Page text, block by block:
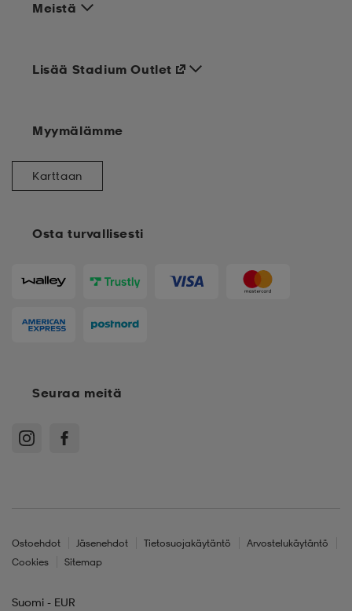
Meistä
Osta turvallisesti
Lisää Stadium Outlet
Myymälämme
Karttaan
Seuraa meitä
Ostoehdot Jäsenehdot Tietosuojakäytäntö
Arvostelukäytäntö
Cookies
Sitemap
Suomi - EUR